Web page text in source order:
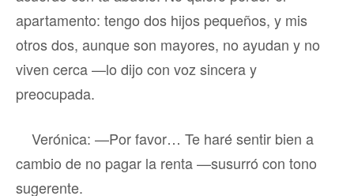
apartamento: tengo dos hijos pequeños, y mis
otros dos, aunque son mayores, no ayudan y no
viven cerca —lo dijo con voz sincera y
preocupada.
Verónica: —Por favor… Te haré sentir bien a
cambio de no pagar la renta —susurró con tono
sugerente.